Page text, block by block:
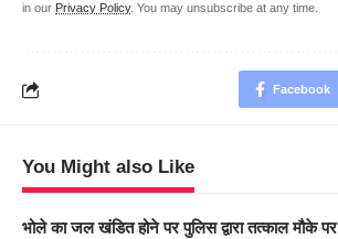
in our Privacy Policy. You may unsubscribe at any time.
Facebook
You Might also Like
भोले का जल खंडित होने पर पुलिस द्वारा तत्काल मौके पर